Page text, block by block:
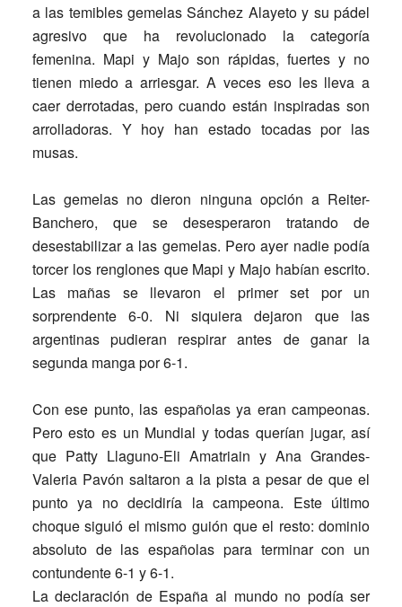
a las temibles gemelas Sánchez Alayeto y su pádel
agresivo que ha revolucionado la categoría
femenina. Mapi y Majo son rápidas, fuertes y no
tienen miedo a arriesgar. A veces eso les lleva a
caer derrotadas, pero cuando están inspiradas son
arrolladoras. Y hoy han estado tocadas por las
musas.
Las gemelas no dieron ninguna opción a Reiter-
Banchero, que se desesperaron tratando de
desestabilizar a las gemelas. Pero ayer nadie podía
torcer los renglones que Mapi y Majo habían escrito.
Las mañas se llevaron el primer set por un
sorprendente 6-0. Ni siquiera dejaron que las
argentinas pudieran respirar antes de ganar la
segunda manga por 6-1.
Con ese punto, las españolas ya eran campeonas.
Pero esto es un Mundial y todas querían jugar, así
que Patty Llaguno-Eli Amatriain y Ana Grandes-
Valeria Pavón saltaron a la pista a pesar de que el
punto ya no decidiría la campeona. Este último
choque siguió el mismo guión que el resto: dominio
absoluto de las españolas para terminar con un
contundente 6-1 y 6-1.
La declaración de España al mundo no podía ser